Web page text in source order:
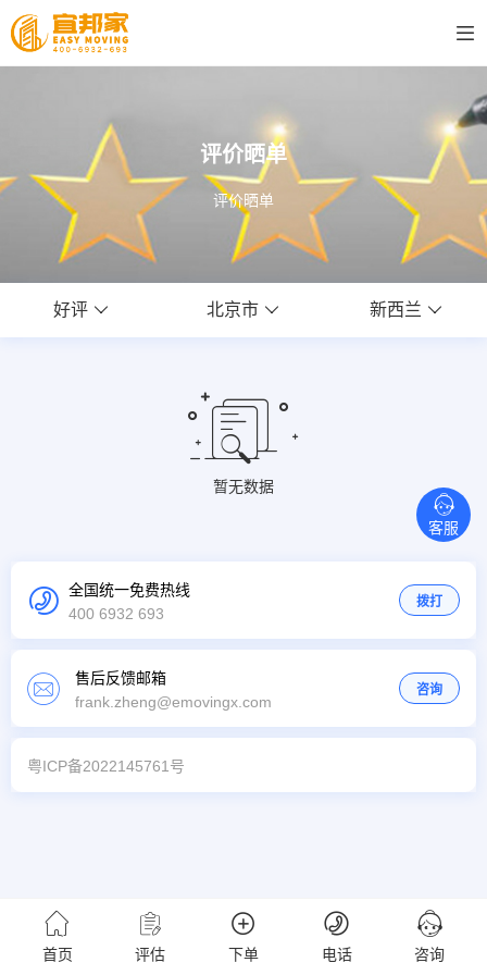
评价晒单
评价晒单
好评 北京市 新西兰
暂无数据
全国统一免费热线
400 6932 693
拨打
售后反馈邮箱
frank.zheng@emovingx.com
咨询
粤ICP备2022145761号
首页 评估 下单 电话 咨询
客服